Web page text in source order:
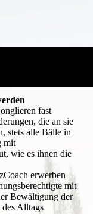
fast
die an sie
stets alle Bälle in
mit
wie es ihnen die
erwerben
mit
Bewältigung der
Alltags